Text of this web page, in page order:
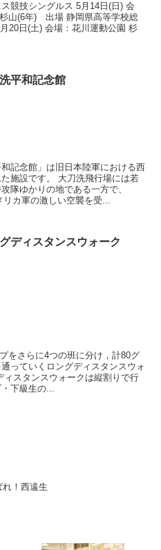
競技シングルス 5月14日(日) 会
山(6年) 出場 静岡県高等学校総
20日(土) 会場：花川運動公園 杉
平和記念館
記念館」は旧日本陸軍における西
施設です。 大刀洗飛行場には若
隊ゆかりの地である一方で、
リカ軍の激しい空襲を受...
ディスタンスウォーク
をさらに4つの班に分け，計80グ
っていくロングディスタンスウォ
スタンスウォークは縦割りで行
下級生の...
れ！西遠生